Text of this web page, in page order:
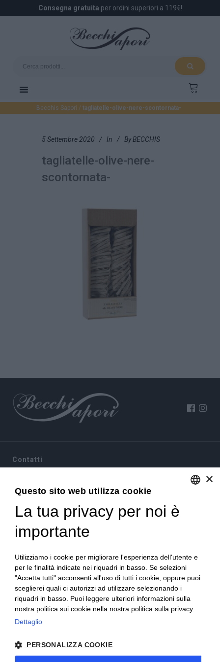
Consegna gratuita per ordini superiori a 119€!
Becchis Sapori / tagliatelle-olive-nere-scontornata-
5 Settembre 2020 In By BECCHIS
tagliatelle-olive-nere-
scontornata-
Contatti
10022 Carmagnola(TO)
+39 380 6441674
info@becchisapori.it
Informazioni
Home
Chi siamo
Condizioni di vendita
Diritto di recesso
Modalità pagamento
Spedizioni e consegne
Supporto e assistenza
Imballi antirottura
Contatti
×
Questo sito web utilizza cookie
La tua privacy per noi è
importante
Utilizziamo i cookie per migliorare l'esperienza dell'utente e
per le finalità indicate nei riquadri in basso. Se selezioni
"Accetta tutti" acconsenti all'uso di tutti i cookie, oppure puoi
sceglierei quali ci autorizzi ad utilizzare selezionando i
riquadri in basso. Puoi leggere ulteriori informazioni sulla
nostra politica sui cookie nella nostra politica sulla privacy.
Dettaglio
PERSONALIZZA COOKIE